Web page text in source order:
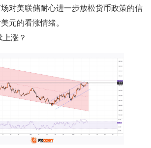
对美联储耐心进一步放松货币政策的信
元的看涨情绪。
涨？